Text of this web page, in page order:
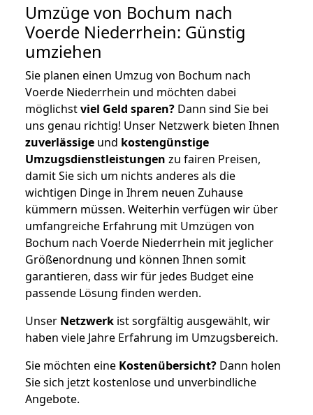
Umzüge von Bochum nach
Voerde Niederrhein: Günstig
umziehen
Sie planen einen Umzug von Bochum nach
Voerde Niederrhein und möchten dabei
möglichstviel Geld sparen? Dann sind Sie bei
uns genau richtig! Unser Netzwerk bieten Ihnen
zuverlässige und kostengünstige
Umzugsdienstleistungen zu fairen Preisen,
damit Sie sich um nichts anderes als die
wichtigen Dinge in Ihrem neuen Zuhause
kümmern müssen. Weiterhin verfügen wir über
umfangreiche Erfahrung mit Umzügen von
Bochum nach Voerde Niederrhein mit jeglicher
Größenordnung und können Ihnen somit
garantieren, dass wir für jedes Budget eine
passende Lösung finden werden.
Unser Netzwerk ist sorgfältig ausgewählt, wir
haben viele Jahre Erfahrung im Umzugsbereich.
Sie möchten eine Kostenübersicht? Dann holen
Sie sich jetzt kostenlose und unverbindliche
Angebote.